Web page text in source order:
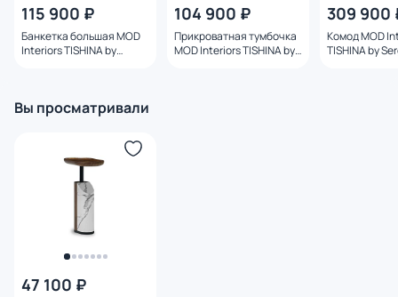
115 900 ₽
Банкетка большая MOD
Interiors TISHINA by
104 900 ₽
Прикроватная тумбочка
MOD Interiors TISHINA by
309 900
Комод MOD
TISHINA by
Вы просматривали
47 100 ₽